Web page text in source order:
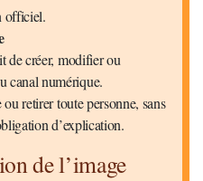
officiel.
de créer, modifier ou
canal numérique.
retirer toute personne, sans
d’explication.
de l’image